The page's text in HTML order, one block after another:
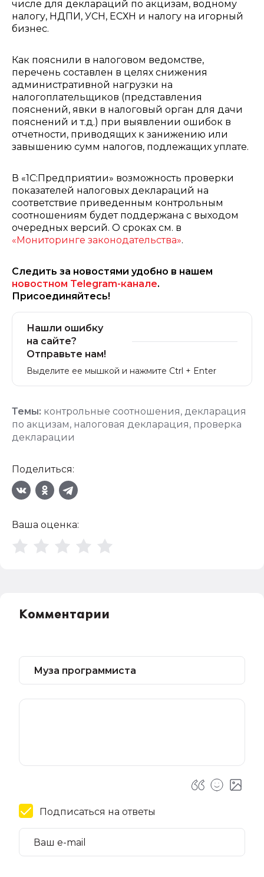
числе для деклараций по акцизам, водному
налогу, НДПИ, УСН, ЕСХН и налогу на игорный
бизнес.
Как пояснили в налоговом ведомстве,
перечень составлен в целях снижения
административной нагрузки на
налогоплательщиков (представления
пояснений, явки в налоговый орган для дачи
пояснений и т.д.) при выявлении ошибок в
отчетности, приводящих к занижению или
завышению сумм налогов, подлежащих уплате.
В «1С:Предприятии» возможность проверки
показателей налоговых деклараций на
соответствие приведенным контрольным
соотношениям будет поддержана с выходом
очередных версий. О сроках см. в
«Мониторинге законодательства».
Следить за новостями удобно в нашем
новостном Telegram-канале.
Присоединяйтесь!
Нашли ошибку
на сайте?
Отправьте нам!
Выделите ее мышкой и нажмите Ctrl + Enter
Темы: контрольные соотношения, декларация
по акцизам, налоговая декларация, проверка
декларации
Поделиться:
Ваша оценка:
Комментарии
Подписаться на ответы